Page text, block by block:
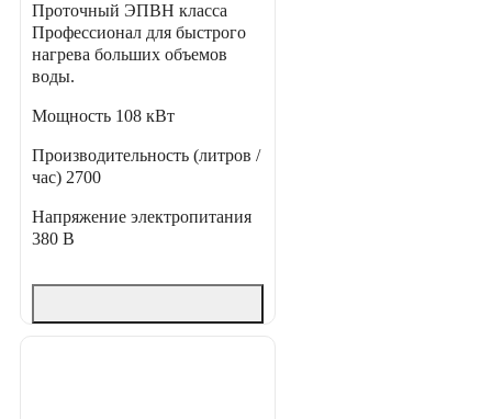
Проточный ЭПВН класса
Профессионал для быстрого
нагрева больших объемов
воды.
Мощность 108 кВт
Производительность (литров /
час) 2700
Напряжение электропитания
380 В